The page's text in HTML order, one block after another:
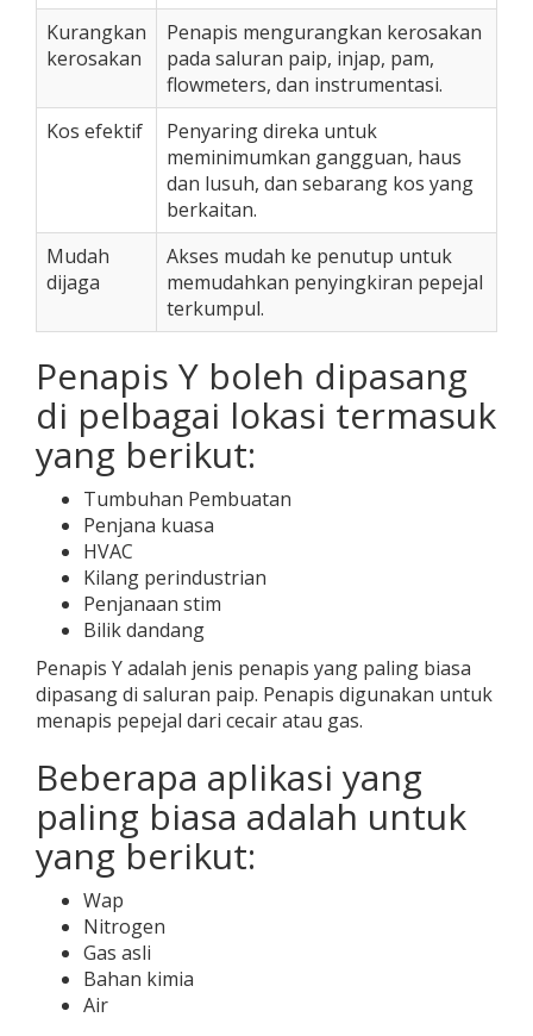
Kurangkan
kerosakan
Penapis mengurangkan kerosakan
pada saluran paip, injap, pam,
flowmeters, dan instrumentasi.
Kos efektif
Penyaring direka untuk
meminimumkan gangguan, haus
dan lusuh, dan sebarang kos yang
berkaitan.
Mudah
dijaga
Akses mudah ke penutup untuk
memudahkan penyingkiran pepejal
terkumpul.
Penapis Y boleh dipasang
di pelbagai lokasi termasuk
yang berikut:
Tumbuhan Pembuatan
Penjana kuasa
HVAC
Kilang perindustrian
Penjanaan stim
Bilik dandang
Penapis Y adalah jenis penapis yang paling biasa
dipasang di saluran paip. Penapis digunakan untuk
menapis pepejal dari cecair atau gas.
Beberapa aplikasi yang
paling biasa adalah untuk
yang berikut:
Wap
Nitrogen
Gas asli
Bahan kimia
Air